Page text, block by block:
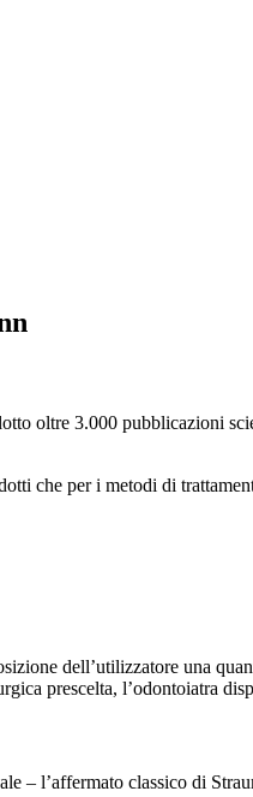
oltre 3.000 pubblicazioni
che per i metodi di
dell’utilizzatore una
prescelta, l’odontoiatra
– l’affermato classico di